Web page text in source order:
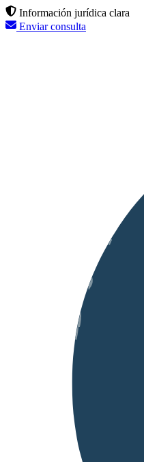
Información jurídica clara
Enviar consulta